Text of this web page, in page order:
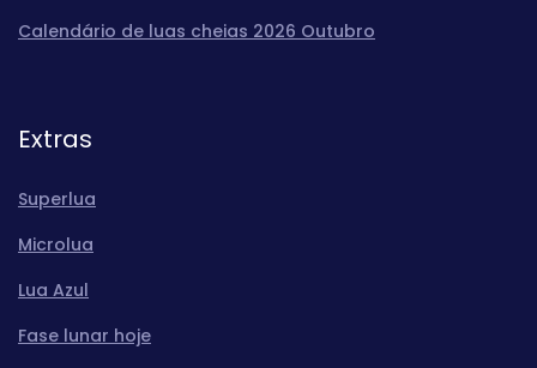
Calendário de luas cheias 2026 Outubro
Extras
Superlua
Microlua
Lua Azul
Fase lunar hoje